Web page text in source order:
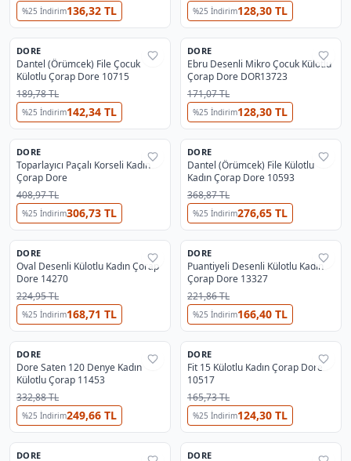
%25 İndirim136,32 TL %25 İndirim128,30 TL
%32
12
DORE
Dantel (Örümcek) File Çocuk
Külotlu Çorap Dore 10715
189,78 TL
%25 İndirim142,34 TL
%33
5
DORE
Ebru Desenli Mikro Çocuk Külotlu
Çorap Dore DOR13723
171,07 TL
%25 İndirim128,30 TL
%32
2
DORE
Toparlayıcı Paçalı Korseli Kadın
Çorap Dore
408,97 TL
%25 İndirim306,73 TL
%33
6
DORE
Dantel (Örümcek) File Külotlu
Kadın Çorap Dore 10593
368,87 TL
%25 İndirim276,65 TL
%32
DORE
Oval Desenli Külotlu Kadın Çorap
Dore 14270
224,95 TL
%25 İndirim168,71 TL
%32
DORE
Puantiyeli Desenli Külotlu Kadın
Çorap Dore 13327
221,86 TL
%25 İndirim166,40 TL
%38
DORE
Dore Saten 120 Denye Kadın
Külotlu Çorap 11453
332,88 TL
%25 İndirim249,66 TL
%32
13
DORE
Fit 15 Külotlu Kadın Çorap Dore
10517
165,73 TL
%25 İndirim124,30 TL
%33
2
DORE %38
DORE